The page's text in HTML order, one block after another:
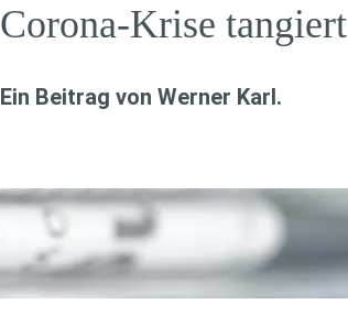
Corona-Krise tangiert
Ein Beitrag von Werner Karl.